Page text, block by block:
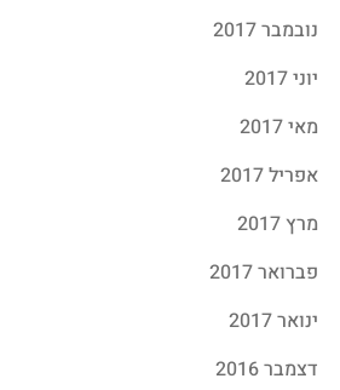
נובמבר 2017
יוני 2017
מאי 2017
אפריל 2017
מרץ 2017
פברואר 2017
ינואר 2017
דצמבר 2016